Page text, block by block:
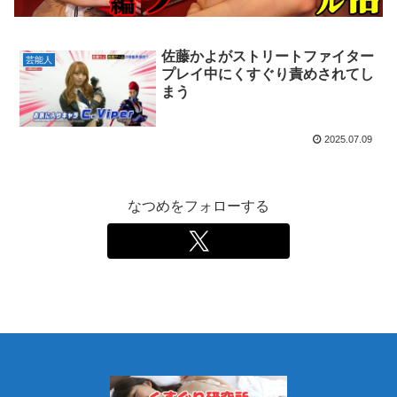
芸能人
佐藤かよがストリートファイター
プレイ中にくすぐり責めされてし
まう
2025.07.09
なつめをフォローする